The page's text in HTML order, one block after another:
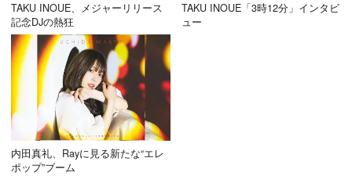
TAKU INOUE、メジャーリリース
記念DJの熱狂
TAKU INOUE「3時12分」インタビ
ュー
内田真礼、Rayに見る新たな“エレ
ポップ”ブーム